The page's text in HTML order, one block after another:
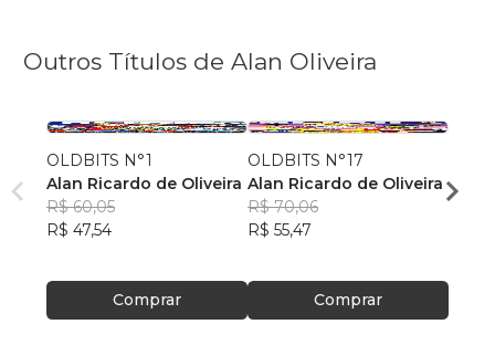
Outros Títulos de Alan Oliveira
OLDBITS N°1
Alan Ricardo de Oliveira
R$ 60,05
R$ 47,54
Comprar
OLDBITS N°17
Alan Ricardo de Oliveira
R$ 70,06
R$ 55,47
Comprar
Alan
R$